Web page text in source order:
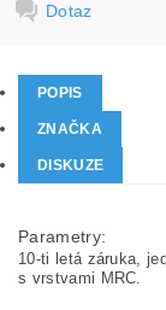
Dotaz
POPIS
ZNAČKA
DISKUZE
Parametry:
10-ti letá záruka,
s vrstvami MRC.